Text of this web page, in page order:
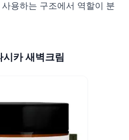
용하는 구조에서 역할이 분
카 새벽크림